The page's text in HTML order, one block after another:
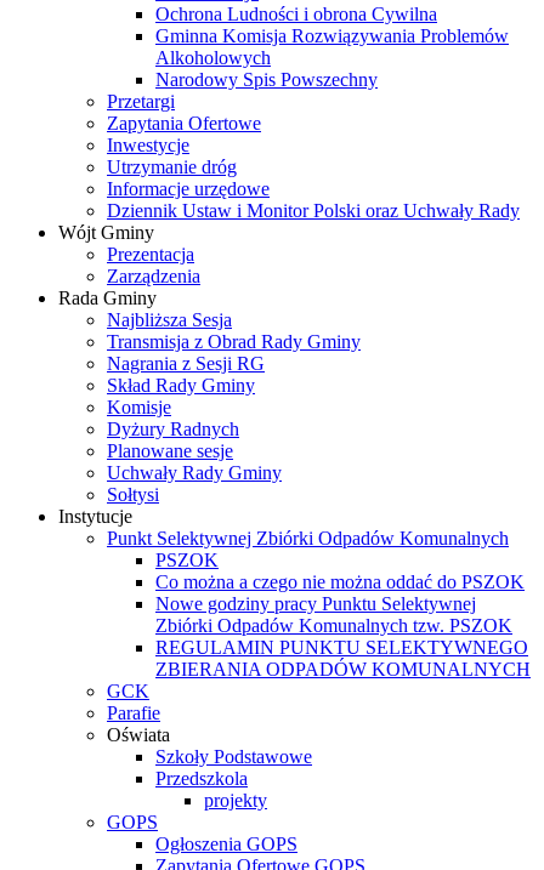
Ochrona Ludności i obrona Cywilna
Gminna Komisja Rozwiązywania Problemów
Alkoholowych
Narodowy Spis Powszechny
Przetargi
Zapytania Ofertowe
Inwestycje
Utrzymanie dróg
Informacje urzędowe
Dziennik Ustaw i Monitor Polski oraz Uchwały Rady
Wójt Gminy
Prezentacja
Zarządzenia
Rada Gminy
Najbliższa Sesja
Transmisja z Obrad Rady Gminy
Nagrania z Sesji RG
Skład Rady Gminy
Komisje
Dyżury Radnych
Planowane sesje
Uchwały Rady Gminy
Sołtysi
Instytucje
Punkt Selektywnej Zbiórki Odpadów Komunalnych
PSZOK
Co można a czego nie można oddać do PSZOK
Nowe godziny pracy Punktu Selektywnej
Zbiórki Odpadów Komunalnych tzw. PSZOK
REGULAMIN PUNKTU SELEKTYWNEGO
ZBIERANIA ODPADÓW KOMUNALNYCH
GCK
Parafie
Oświata
Szkoły Podstawowe
Przedszkola
projekty
GOPS
Ogłoszenia GOPS